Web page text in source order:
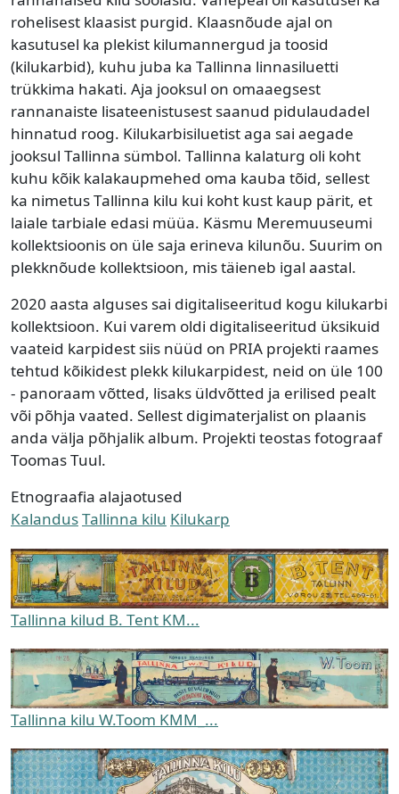
rohelisest klaasist purgid. Klaasnõude ajal on
kasutusel ka plekist kilumannergud ja toosid
(kilukarbid), kuhu juba ka Tallinna linnasiluetti
trükkima hakati. Aja jooksul on omaaegsest
rannanaiste lisateenistusest saanud pidulaudadel
hinnatud roog. Kilukarbisiluetist aga sai aegade
jooksul Tallinna sümbol. Tallinna kalaturg oli koht
kuhu kõik kalakaupmehed oma kauba tõid, sellest
ka nimetus Tallinna kilu kui koht kust kaup pärit, et
laiale tarbiale edasi müüa. Käsmu Meremuuseumi
kollektsioonis on üle saja erineva kilunõu. Suurim on
plekknõude kollektsioon, mis täieneb igal aastal.
2020 aasta alguses sai digitaliseeritud kogu kilukarbi
kollektsioon. Kui varem oldi digitaliseeritud üksikuid
vaateid karpidest siis nüüd on PRIA projekti raames
tehtud kõikidest plekk kilukarpidest, neid on üle 100
- panoraam võtted, lisaks üldvõtted ja erilised pealt
või põhja vaated. Sellest digimaterjalist on plaanis
anda välja põhjalik album. Projekti teostas fotograaf
Toomas Tuul.
Etnograafia alajaotused
KalandusTallinna kilu Kilukarp
Tallinna kilud B. Tent KM...
Tallinna kilu W.Toom KMM_...